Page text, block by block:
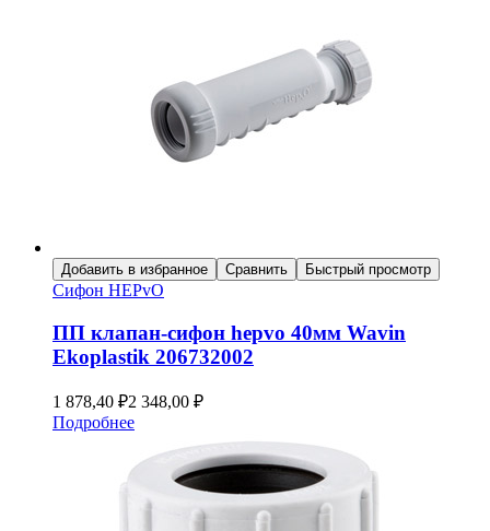
Добавить в избранное Сравнить Быстрый просмотр
Сифон HEPvO
ПП клапан-сифон hepvo 40мм Wavin
Ekoplastik 206732002
1 878,40 ₽2 348,00 ₽
Подробнее